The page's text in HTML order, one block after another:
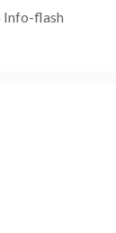
Info-flash